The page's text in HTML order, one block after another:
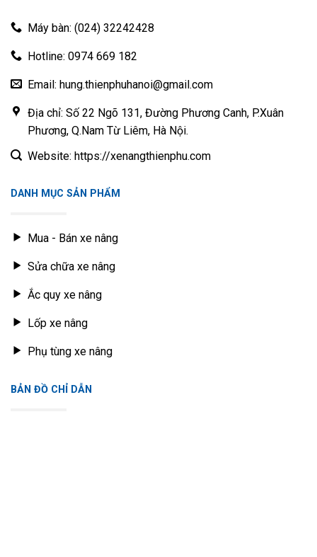
Máy bàn: (024) 32242428
Hotline: 0974 669 182
Email: hung.thienphuhanoi@gmail.com
Địa chỉ: Số 22 Ngõ 131, Đường Phương Canh, P.Xuân
Phương, Q.Nam Từ Liêm, Hà Nội.
Website: https://xenangthienphu.com
DANH MỤC SẢN PHẨM
Mua - Bán xe nâng
Sửa chữa xe nâng
Ắc quy xe nâng
Lốp xe nâng
Phụ tùng xe nâng
BẢN ĐỒ CHỈ DẪN